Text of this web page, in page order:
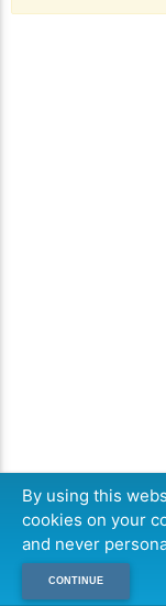
By using this
cookies on your
and never
CONTINUE